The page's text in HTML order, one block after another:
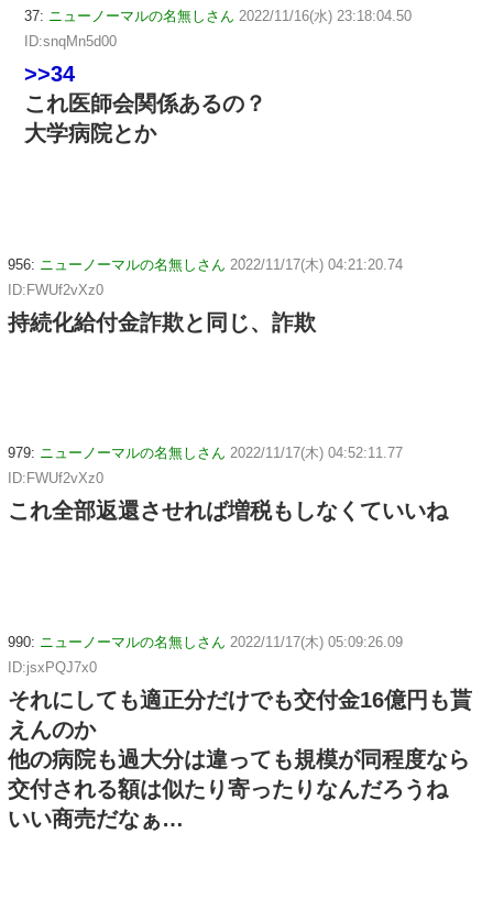
37: ニューノーマルの名無しさん 2022/11/16(水) 23:18:04.50
ID:snqMn5d00
>>34
これ医師会関係あるの？
大学病院とか
956: ニューノーマルの名無しさん 2022/11/17(木) 04:21:20.74
ID:FWUf2vXz0
持続化給付金詐欺と同じ、詐欺
979: ニューノーマルの名無しさん 2022/11/17(木) 04:52:11.77
ID:FWUf2vXz0
これ全部返還させれば増税もしなくていいね
990: ニューノーマルの名無しさん 2022/11/17(木) 05:09:26.09
ID:jsxPQJ7x0
それにしても適正分だけでも交付金16億円も貰
えんのか
他の病院も過大分は違っても規模が同程度なら
交付される額は似たり寄ったりなんだろうね
いい商売だなぁ…